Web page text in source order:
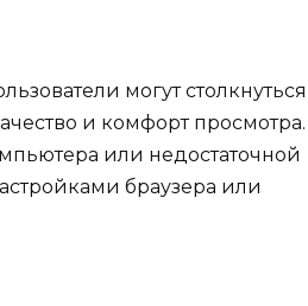
могут
и комфорт просмотра.
или недостаточной
браузера или